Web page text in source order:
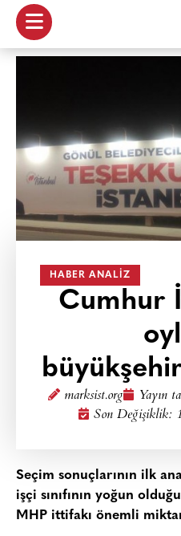
HABER ANALIZ
Cumhur
marksist.org Yayın
Son Değişiklik:
Seçim sonuçlarının ilk
işçi sınıfının yoğun
MHP ittifakı önemli